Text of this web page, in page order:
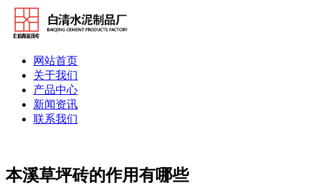
网站首页
关于我们
产品中心
新闻资讯
联系我们
本溪草坪砖的作用有哪些